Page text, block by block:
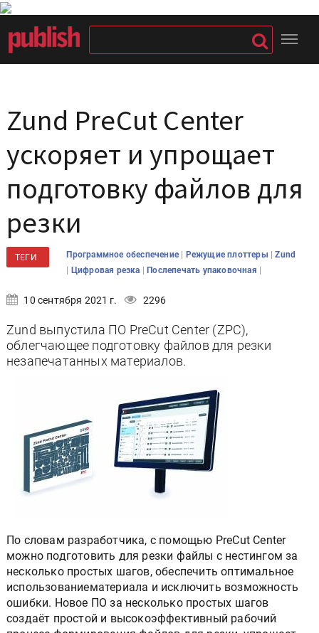
Zund PreCut Center
ускоряет и упрощает
подготовку файлов для
резки
ТЕГИ Программное обеспечение | Режущие плоттеры |Zund
| Цифровая резка |Послепечать упаковочная |
10 сентября 2021 г. 2296
Zund выпустила ПО PreCut Center (ZPC),
облегчающее подготовку файлов для резки
незапечатанных материалов.
По словам разработчика, с помощью PreCut Center
можно подготовить для резки файлы с нестингом за
несколько простых шагов, обеспечить оптимальное
использованиематериала и исключить возможность
ошибки. Новое ПО за несколько простых шагов
создаёт простой и высокоэффективный рабочий